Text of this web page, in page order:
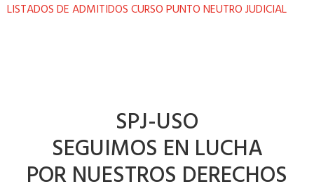
LISTADOS DE ADMITIDOS CURSO PUNTO NEUTRO JUDICIAL
SPJ-USO
SEGUIMOS EN LUCHA
POR NUESTROS DERECHOS